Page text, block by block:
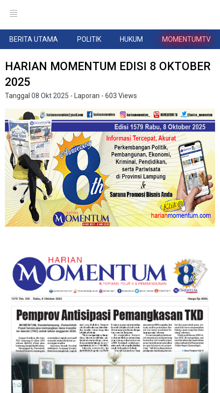
BERITA UTAMA POLITIK HUKUM MOMENTUMTV
HARIAN MOMENTUM EDISI 8 OKTOBER
2025
Tanggal 08 Okt 2025 - Laporan - 603 Views